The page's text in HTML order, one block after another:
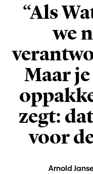
“Als
we
Maar
zegt:
voor
Arnold